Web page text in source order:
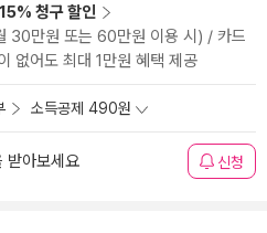
청구 할인
30만원 또는 60만원 이용 시) / 카드
없어도 최대 1만원 혜택 제공
소득공제 490원
받아보세요 신청